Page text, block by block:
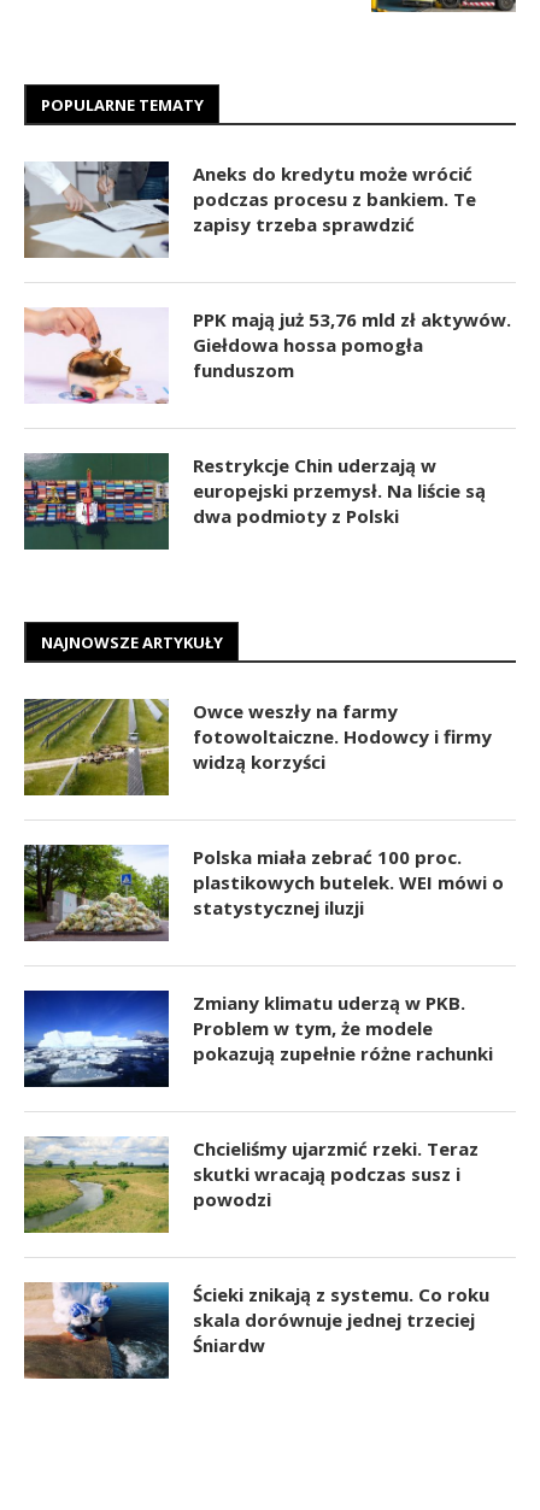
POPULARNE TEMATY
Aneks do kredytu może wrócić
podczas procesu z bankiem. Te
zapisy trzeba sprawdzić
PPK mają już 53,76 mld zł aktywów.
Giełdowa hossa pomogła
funduszom
Restrykcje Chin uderzają w
europejski przemysł. Na liście są
dwa podmioty z Polski
NAJNOWSZE ARTYKUŁY
Owce weszły na farmy
fotowoltaiczne. Hodowcy i firmy
widzą korzyści
Polska miała zebrać 100 proc.
plastikowych butelek. WEI mówi o
statystycznej iluzji
Zmiany klimatu uderzą w PKB.
Problem w tym, że modele
pokazują zupełnie różne rachunki
Chcieliśmy ujarzmić rzeki. Teraz
skutki wracają podczas susz i
powodzi
Ścieki znikają z systemu. Co roku
skala dorównuje jednej trzeciej
Śniardw